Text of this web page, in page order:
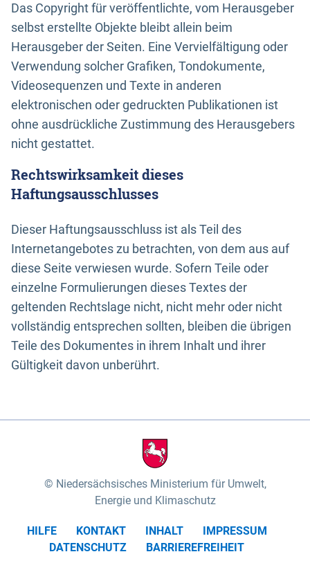
Das Copyright für veröffentlichte, vom Herausgeber
selbst erstellte Objekte bleibt allein beim
Herausgeber der Seiten. Eine Vervielfältigung oder
Verwendung solcher Grafiken, Tondokumente,
Videosequenzen und Texte in anderen
elektronischen oder gedruckten Publikationen ist
ohne ausdrückliche Zustimmung des Herausgebers
nicht gestattet.
Rechtswirksamkeit dieses
Haftungsausschlusses
Dieser Haftungsausschluss ist als Teil des
Internetangebotes zu betrachten, von dem aus auf
diese Seite verwiesen wurde. Sofern Teile oder
einzelne Formulierungen dieses Textes der
geltenden Rechtslage nicht, nicht mehr oder nicht
vollständig entsprechen sollten, bleiben die übrigen
Teile des Dokumentes in ihrem Inhalt und ihrer
Gültigkeit davon unberührt.
Niedersächsisches Ministerium für Umwelt,
Energie und Klimaschutz
HILFE KONTAKT INHALT
IMPRESSUM
DATENSCHUTZ
BARRIEREFREIHEIT